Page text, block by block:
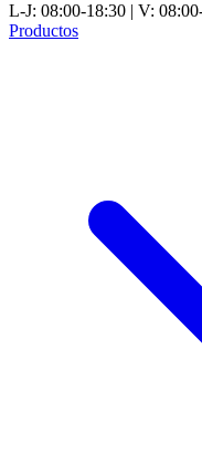
L-J: 08:00-18:30 | V:
Productos